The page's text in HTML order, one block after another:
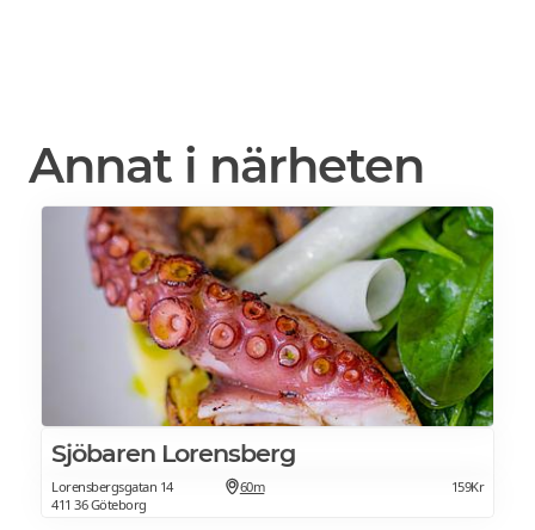
Annat i närheten
Sjöbaren Lorensberg
Lorensbergsgatan 14
411 36 Göteborg
60m 159Kr